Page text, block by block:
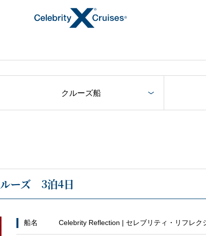
キャンペーン・特集
クルーズ船
ルーズ 3泊4日
船名 Celebrity Reflection | セレブリティ・リフレク